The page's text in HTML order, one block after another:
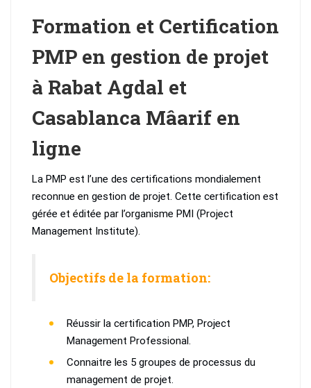
Formation et Certification
PMP en gestion de projet
à Rabat Agdal et
Casablanca Mâarif en
ligne
La PMP est l’une des certifications mondialement
reconnue en gestion de projet. Cette certification est
gérée et éditée par l’organisme PMI (Project
Management Institute).
Objectifs de la formation:
Réussir la certification PMP, Project
Management Professional.
Connaitre les 5 groupes de processus du
management de projet.